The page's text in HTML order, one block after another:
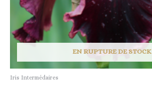
EN RUPTURE DE STOCK
Iris Intermédaires